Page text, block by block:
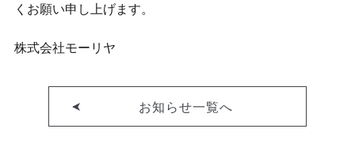
くお願い申し上げます。
株式会社モーリヤ
お知らせ一覧へ